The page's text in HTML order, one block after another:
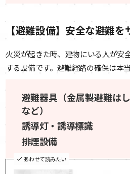
【避難設備】安全な避難
火災が起きた時、建物にいる人が安
する設備です。避難経路の確保は本
避難器具（金属製避難は
など）
誘導灯・誘導標識
排煙設備
あわせて読みたい